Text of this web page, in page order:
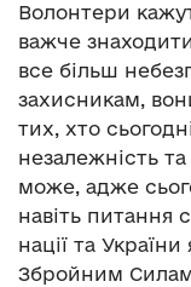
Волонтери
важче
все більш
захисникам,
тих, хто
незалежність
може, адже
навіть питання
нації та
Збройним